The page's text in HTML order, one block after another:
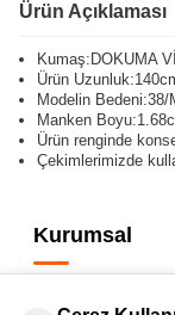
Ürün Açıklaması
Kumaş:DOKUMA
Ürün
Modelin Bedeni:38/
Manken
Ürün renginde
Çekimlerimizde
Kurumsal